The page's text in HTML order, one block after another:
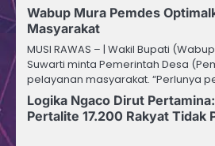
Wabup Mura Pemdes
Masyarakat
MUSI RAWAS – | Wakil Bupati
Suwarti minta Pemerintah Desa
pelayanan masyarakat. “Perlunya
Logika Ngaco Dirut
Pertalite 17.200 Rakyat Tidak